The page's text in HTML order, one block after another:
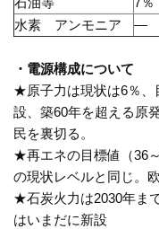
水素 アンモニア
―
・電源構成について
★原子力は現状は6％、
設、築60年を超える原
民を裏切る。
★再エネの目標値（36～
の現状レベルと同じ。
★石炭火力は2030年ま
はいまだに新設